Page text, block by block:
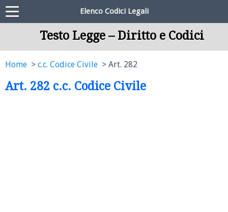
Elenco Codici Legali
Testo Legge – Diritto e Codici
Home c.c. Codice Civile Art. 282
Art. 282 c.c. Codice Civile